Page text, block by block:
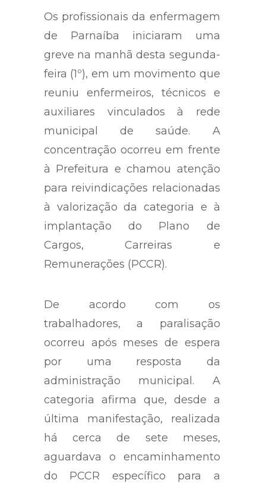
Os profissionais da enfermagem
de Parnaíba iniciaram uma
greve na manhã desta segunda-
feira (1º), em um movimento que
reuniu enfermeiros, técnicos e
auxiliares vinculados à rede
municipal de saúde. A
concentração ocorreu em frente
à Prefeitura e chamou atenção
para reivindicações relacionadas
à valorização da categoria e à
implantação do Plano de
Cargos, Carreiras e
Remunerações (PCCR).
De acordo com os
trabalhadores, a paralisação
ocorreu após meses de espera
por uma resposta da
administração municipal. A
categoria afirma que, desde a
última manifestação, realizada
há cerca de sete meses,
aguardava o encaminhamento
do PCCR específico para a